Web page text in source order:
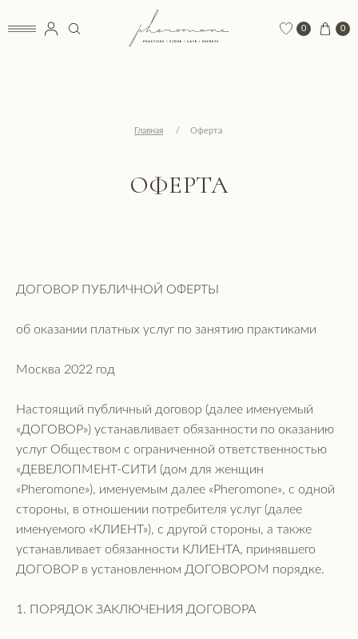
0
0
ОФЕРТА
ДОГОВОР ПУБЛИЧНОЙ ОФЕРТЫ
об оказании платных услуг по занятию практиками
Москва 2022 год
Настоящий публичный договор (далее именуемый
«ДОГОВОР») устанавливает обязанности по оказанию
услуг Обществом с ограниченной ответственностью
«ДЕВЕЛОПМЕНТ-СИТИ (дом для женщин
«Pheromone»), именуемым далее «Pheromone», с одной
стороны, в отношении потребителя услуг (далее
именуемого «КЛИЕНТ»), с другой стороны, а также
устанавливает обязанности КЛИЕНТА, принявшего
ДОГОВОР в установленном ДОГОВОРОМ порядке.
1. ПОРЯДОК ЗАКЛЮЧЕНИЯ ДОГОВОРА